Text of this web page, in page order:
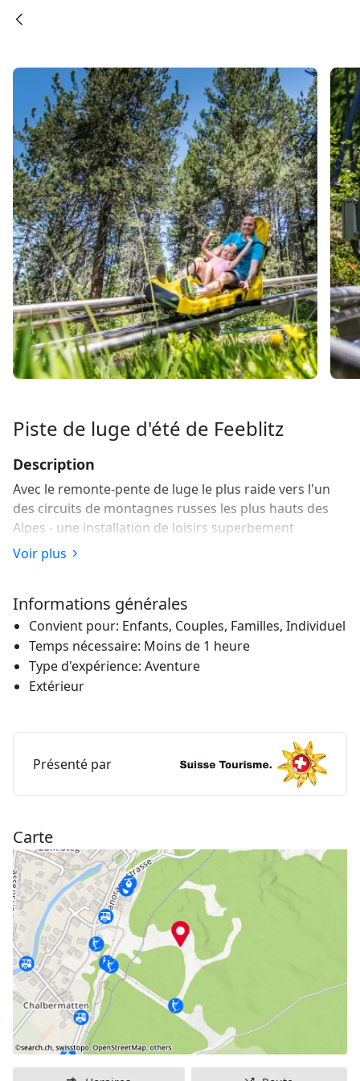
Piste de luge d'été de Feeblitz
Description
Avec le remonte-pente de luge le plus raide vers l'un
des circuits de montagnes russes les plus hauts des
Alpes - une installation de loisirs superbement
intégrée dans le paysage, promettant une bonne dose
de plaisir et d'adrénaline pour toute la famille.
Respirer profondément - et c'est parti : peu après le
départ, on tourne littéralement en rond. Le virage à
360 degrés et sur 9 mètres de hauteur unique en
Suisse provoque un léger picotement dans l'estomac.
Ce picotement s'étend progressivement à tout le corps
d'été de 900 m de longueur.
Voir plus
Informations générales
Convient pour: Enfants, Couples, Familles, Individuel
Temps nécessaire: Moins de 1 heure
Type d'expérience: Aventure
Extérieur
Présenté par
Carte